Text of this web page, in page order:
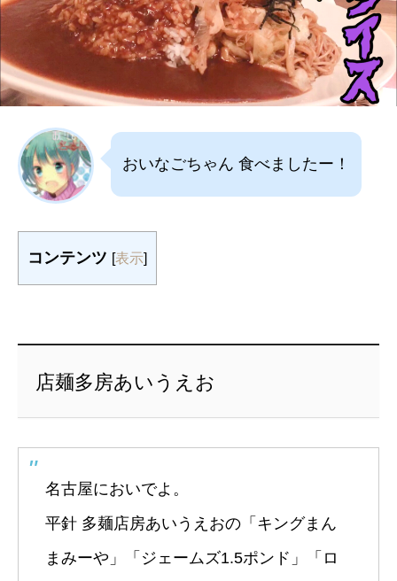
おいなごちゃん 食べましたー！
コンテンツ [表示]
店麺多房あいうえお
名古屋においでよ。
平針 多麺店房あいうえおの「キングまん
まみーや」「ジェームズ1.5ポンド」「ロ